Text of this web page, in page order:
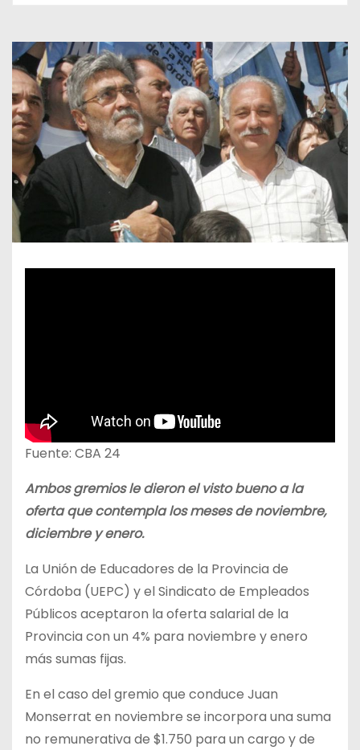
Fuente: CBA 24
Ambos gremios le dieron el visto bueno a la
oferta que contempla los meses de noviembre,
diciembre y enero.
La Unión de Educadores de la Provincia de
Córdoba (UEPC) y el Sindicato de Empleados
Públicos aceptaron la oferta salarial de la
Provincia con un 4% para noviembre y enero
más sumas fijas.
En el caso del gremio que conduce Juan
Monserrat en noviembre se incorpora una suma
no remunerativa de $1.750 para un cargo y de